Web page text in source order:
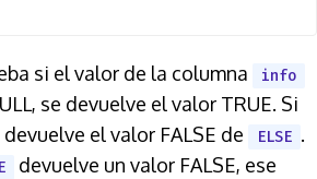
si el valor de la columna info
se devuelve el valor TRUE. Si
el valor FALSE de
ELSE .
devuelve un valor FALSE, ese